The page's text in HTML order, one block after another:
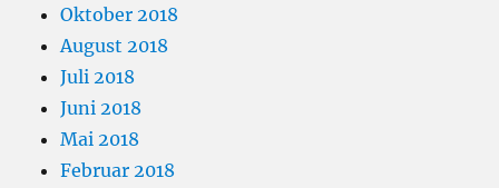
Oktober 2018
August 2018
Juli 2018
Juni 2018
Mai 2018
Februar 2018